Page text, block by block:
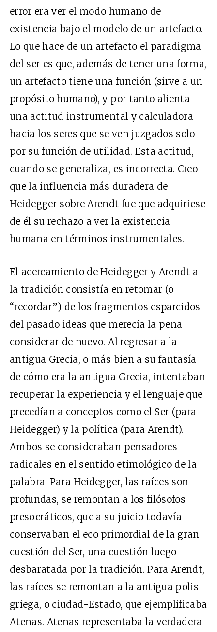
error era ver el modo humano de
existencia bajo el modelo de un artefacto.
Lo que hace de un artefacto el paradigma
del ser es que, además de tener una forma,
un artefacto tiene una función (sirve a un
propósito humano), y por tanto alienta
una actitud instrumental y calculadora
hacia los seres que se ven juzgados solo
por su función de utilidad. Esta actitud,
cuando se generaliza, es incorrecta. Creo
que la influencia más duradera de
Heidegger sobre Arendt fue que adquiriese
de él su rechazo a ver la existencia
humana en términos instrumentales.
El acercamiento de Heidegger y Arendt a
la tradición consistía en retomar (o
“recordar”) de los fragmentos esparcidos
del pasado ideas que merecía la pena
considerar de nuevo. Al regresar a la
antigua Grecia, o más bien a su fantasía
de cómo era la antigua Grecia, intentaban
recuperar la experiencia y el lenguaje que
precedían a conceptos como el Ser (para
Heidegger) y la política (para Arendt).
Ambos se consideraban pensadores
radicales en el sentido etimológico de la
palabra. Para Heidegger, las raíces son
profundas, se remontan a los filósofos
presocráticos, que a su juicio todavía
conservaban el eco primordial de la gran
cuestión del Ser, una cuestión luego
desbaratada por la tradición. Para Arendt,
las raíces se remontan a la antigua polis
griega, o ciudad-Estado, que ejemplificaba
Atenas. Atenas representaba la verdadera